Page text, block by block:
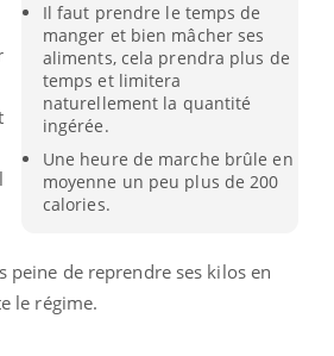
Il faut prendre le temps de
manger et bien mâcher ses
aliments, cela prendra plus de
temps et limitera
naturellement la quantité
ingérée.
Une heure de marche brûle en
moyenne un peu plus de 200
calories.
peine de reprendre ses kilos en
le régime.